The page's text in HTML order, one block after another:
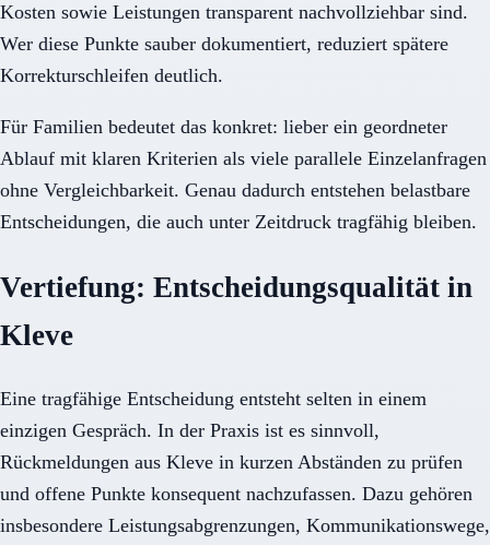
Kosten sowie Leistungen transparent nachvollziehbar sind.
Wer diese Punkte sauber dokumentiert, reduziert spätere
Korrekturschleifen deutlich.
Für Familien bedeutet das konkret: lieber ein geordneter
Ablauf mit klaren Kriterien als viele parallele Einzelanfragen
ohne Vergleichbarkeit. Genau dadurch entstehen belastbare
Entscheidungen, die auch unter Zeitdruck tragfähig bleiben.
Vertiefung: Entscheidungsqualität in
Kleve
Eine tragfähige Entscheidung entsteht selten in einem
einzigen Gespräch. In der Praxis ist es sinnvoll,
Rückmeldungen aus Kleve in kurzen Abständen zu prüfen
und offene Punkte konsequent nachzufassen. Dazu gehören
insbesondere Leistungsabgrenzungen, Kommunikationswege,